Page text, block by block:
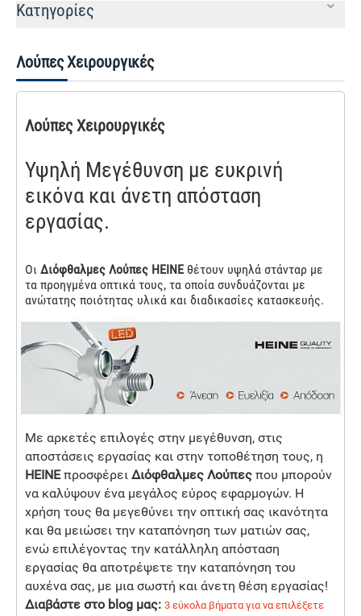
Κατηγορίες
Λούπες Χειρουργικές
Λούπες Χειρουργικές
Υψηλή Μεγέθυνση με ευκρινή
εικόνα και άνετη απόσταση
εργασίας.
Οι Διόφθαλμες Λούπες HEINE θέτουν υψηλά στάνταρ με
τα προηγμένα οπτικά τους, τα οποία συνδυάζονται με
ανώτατης ποιότητας υλικά και διαδικασίες κατασκευής.
Με αρκετές επιλογές στην μεγέθυνση, στις
αποστάσεις εργασίας και στην τοποθέτηση τους, η
HEINEπροσφέρει Διόφθαλμες Λούπες που μπορούν
να καλύψουν ένα μεγάλος εύρος εφαρμογών. Η
χρήση τους θα μεγεθύνει την οπτική σας ικανότητα
και θα μειώσει την καταπόνηση των ματιών σας,
ενώ επιλέγοντας την κατάλληλη απόσταση
εργασίας θα αποτρέψετε την καταπόνηση του
αυχένα σας, με μια σωστή και άνετη θέση εργασίας!
Διαβάστε στο blog μας: 3 εύκολα βήματα για να επιλέξετε